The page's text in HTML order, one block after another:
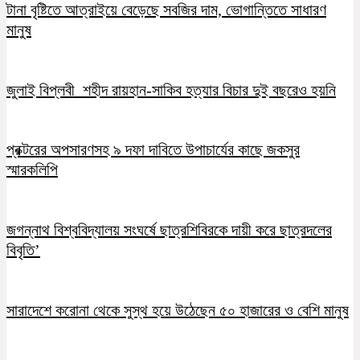
টানা বৃষ্টিতে আত্রাইয়ে বেড়েছে সবজির দাম, ভোগান্তিতে সাধারণ
মানুষ
জুলাই বিপ্লবী শহীদ রায়হান-সাকিব হত্যার বিচার দুই বছরেও হয়নি
প্রক্টরের অপসারণসহ ৯ দফা দাবিতে উপাচার্যের কাছে জকসুর
স্মারকলিপি
জগন্নাথ বিশ্ববিদ্যালয় সংঘর্ষে ছাত্রশিবিরকে দায়ী করে ছাত্রদলের
বিবৃতি’
সারাদেশে করোনা থেকে সুস্থ হয়ে উঠেছেন ৫০ হাজারের ও বেশি মানুষ